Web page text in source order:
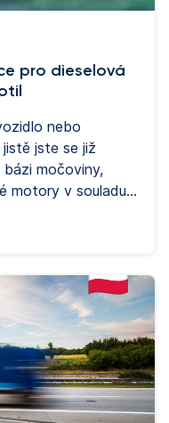
pro dieselová
nebo
jste se již
bázi močoviny,
motory v souladu s
co AdBlue je,